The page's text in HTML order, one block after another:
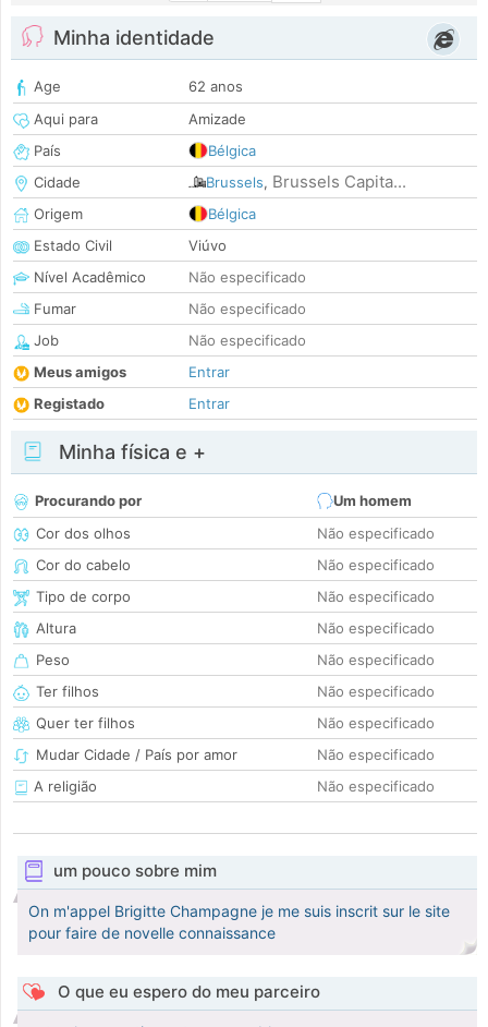
Minha identidade
Age
62 anos
Aqui para
Amizade
País
Bélgica
Cidade
Brussels, Brussels Capita...
Origem
Bélgica
Estado Civil
Viúvo
Nível Acadêmico
Não especificado
Fumar
Não especificado
Job
Não especificado
Meus amigos
Entrar
Registado
Entrar
Minha física e +
Procurando por
Um homem
Cor dos olhos
Não especificado
Cor do cabelo
Não especificado
Tipo de corpo
Não especificado
Altura
Não especificado
Peso
Não especificado
Ter filhos
Não especificado
Quer ter filhos
Não especificado
Mudar Cidade / País por amor
Não especificado
A religião
Não especificado
um pouco sobre mim
On m'appel Brigitte Champagne je me suis inscrit sur le site
pour faire de novelle connaissance
O que eu espero do meu parceiro